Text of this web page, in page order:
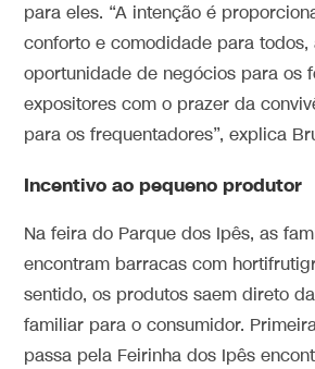
para eles. “A intenção é
conforto e comodidade para todos,
oportunidade de negócios para os
expositores com o prazer da
para os frequentadores”, explica
Incentivo ao pequeno produtor
Na feira do Parque dos Ipês, as
encontram barracas com
sentido, os produtos saem direto
familiar para o consumidor.
passa pela Feirinha dos Ipês